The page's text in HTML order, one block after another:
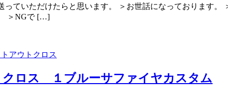
っていただけたらと思います。 ＞お世話になっております
＞NGで […]
ロス １ブルーサファイヤカスタム